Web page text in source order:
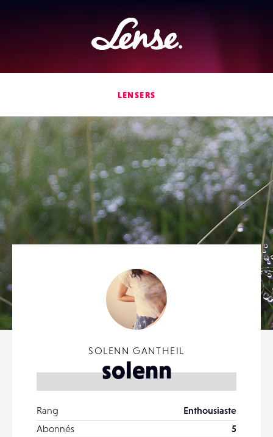
Lense
LENSERS
SOLENN GANTHEIL
solenn
Rang
Enthousiaste
Abonnés
5